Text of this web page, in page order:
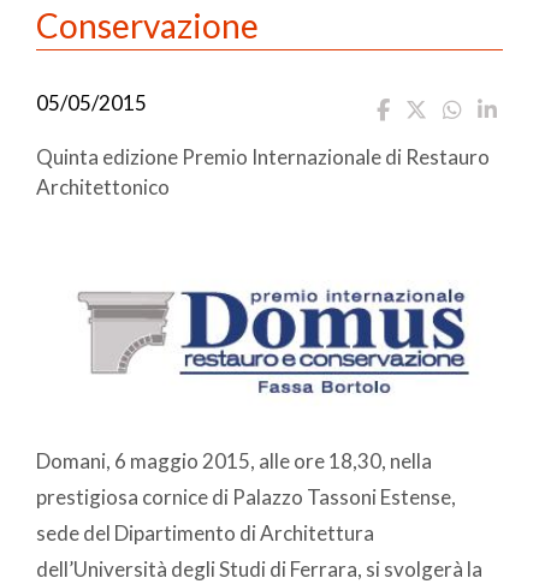
Conservazione
05/05/2015
Quinta edizione Premio Internazionale di Restauro
Architettonico
Domani, 6 maggio 2015, alle ore 18,30, nella
prestigiosa cornice di Palazzo Tassoni Estense,
sede del Dipartimento di Architettura
dell’Università degli Studi di Ferrara, si svolgerà la